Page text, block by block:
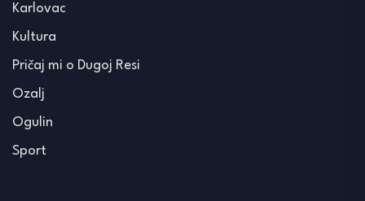
Karlovac
Kultura
Pričaj mi o Dugoj Resi
Ozalj
Ogulin
Sport